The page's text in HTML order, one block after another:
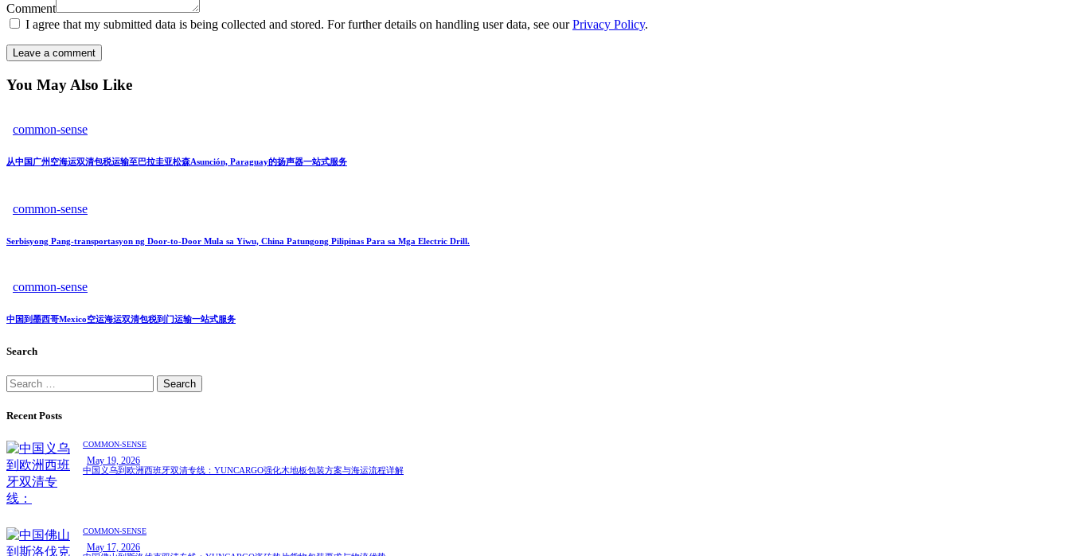
Comment
I agree that my submitted data is being collected and stored. For further details on handling user data, see ourPrivacy Policy.
You May Also Like
common-sense
从中国广州空海运双清包税运输至巴拉圭亚松森Asunción, Paraguay的扬声器一站式服务
common-sense
Serbisyong Pang-transportasyon ng Door-to-Door Mula sa Yiwu, China Patungong Pilipinas Para sa Mga Electric Drill.
common-sense
中国到墨西哥Mexico空运海运双清包税到门运输一站式服务
Search
Recent Posts
COMMON-SENSE
May 19, 2026
中国义乌到欧洲西班牙双清专线：YUNCARGO强化木地板包装方案与海运流程详解
COMMON-SENSE
May 17, 2026